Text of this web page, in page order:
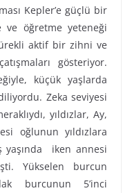
Kepler’e güçlü bir
ve öğretme yeteneği
aktif bir zihni ve
gösteriyor.
küçük yaşlarda
Zeka seviyesi
yıldızlar, Ay,
oğlunun yıldızlara
yaşında iken annesi
Yükselen burcun
burcunun 5’inci